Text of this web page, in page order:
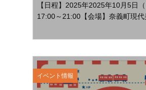
【日程】2025年2025年10月5日（
17:00～21:00【会場】奈義町現代
イベント情報